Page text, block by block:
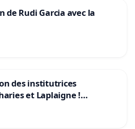
de Rudi Garcia avec la
des institutrices
et Laplaigne !
de nos enfants.